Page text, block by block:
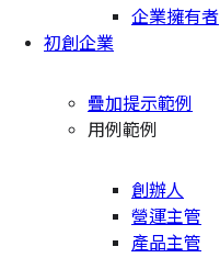
企業擁有者
初創企業
疊加提示範例
用例範例
創辦人
營運主管
產品主管